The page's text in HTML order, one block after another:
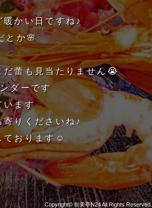
暖かい日ですね♪
とか🌸
だ蕾も見当たりません😭
ダーです
います
寄りくださいね♪
ております☺️
Copyright©旬美亭N24All Rights Reserved.